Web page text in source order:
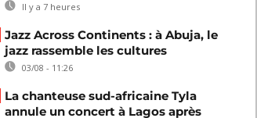
Il y a 7 heures
Jazz Across Continents : à Abuja, le
jazz rassemble les cultures
03/08 - 11:26
La chanteuse sud-africaine Tyla
annule un concert à Lagos après